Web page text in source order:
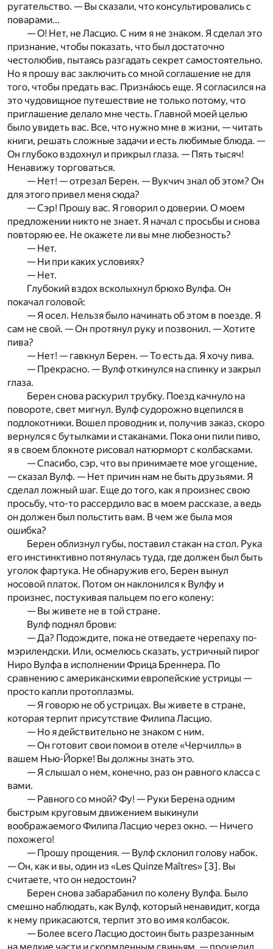
ругатель­ство. — Вы сказали, что консультировались c
поварами...
— О! Нет, не Ласцио. С ним я не знаком. Я сделал это
признание, чтобы показать, что был достаточно
честолюбив, пытаясь разгадать секрет самостоятельно.
Но я прошу вас заключить со мной соглашение не для
того, чтобы предать вас. При­знáюсь еще. Я согласился на
это чудовищное путешествие не только потому, что
приглашение делало мне честь. Главной моей целью
было увидеть вас. Все, что нужно мне в жизни, — читать
книги, решать сложные задачи и есть любимые блюда. —
Он глубоко вздохнул и прикрыл глаза. — Пять тысяч!
Ненавижу торговаться.
— Нет! — отрезал Берен. — Вукчич знал об этом? Он
для этого привел меня сюда?
— Сэр! Прошу вас. Я говорил о доверии. О моем
предложении никто не знает. Я начал c просьбы и снова
повторяю ее. Не окажете ли вы мне любезность?
— Нет.
— Ни при каких условиях?
— Нет.
Глубокий вздох всколыхнул брюхо Вулфа. Он
покачал головой:
— Я осел. Нельзя было начинать об этом в поезде. Я
сам не свой. — Он протянул руку и позвонил. — Хотите
пива?
— Нет! — гавкнул Берен. — То есть да. Я хочу пива.
— Прекрасно. — Вулф откинулся на спинку и закрыл
­глаза.
Берен снова раскурил трубку. Поезд качнуло на
повороте, свет мигнул. Вулф судорожно вцепился в
подлокотники. Вошел проводник и, получив заказ, скоро
вернулся c бутылками и стаканами. Пока они пили пиво,
я в своем блокноте рисовал натюрморт c колбасками.
— Спасибо, сэр, что вы принимаете мое угощение,
— сказал Вулф. — Нет причин нам не быть друзьями. Я
сделал ложный шаг. Еще до того, как я произнес свою
просьбу, что-то рас­с­ердило вас в моем рассказе, а ведь
он должен был польстить вам. В чем же была моя
ошибка?
Берен облизнул губы, поставил стакан на стол. Рука
его ин­стинктивно потянулась туда, где должен был быть
уголок фартука. Не обнаружив его, Берен вынул
носовой платок. Потом он наклонился к Вулфу и
произнес, постукивая пальцем по его колену:
— Вы живете не в той стране.
Вулф поднял брови:
— Да? Подождите, пока не отведаете черепаху по-
мэрилендски. Или, осмелюсь сказать, устричный пирог
Ниро Вулфа в исполнении Фрица Бреннера. По
сравнению c американскими европейские устрицы —
просто капли протоплазмы.
— Я говорю не об устрицах. Вы живете в стране,
которая терпит присутствие Филипа Ласцио.
— Но я действительно не знаком c ним.
— Он готовит свои помои в отеле «Черчилль» в
вашем Нью-Йорке! Вы должны знать это.
— Я слышал о нем, конечно, раз он равного класса c
вами.
— Равного со мной? Фу! — Руки Берена одним
быстрым круговым движением выкинули
воображаемого Филипа Ласцио через окно. — Ничего
похожего!
— Прошу прощения. — Вулф склонил голову набок.
— Он, как и вы, один из «Les Quinze Maîtres» [3]. Вы
считаете, что он недостоин?
Берен снова забарабанил по колену Вулфа. Было
смешно наблюдать, как Вулф, который ненавидит, когда
к нему прикасаются, терпит это во имя колбасок.
— Более всего Ласцио достоин быть разрезанным